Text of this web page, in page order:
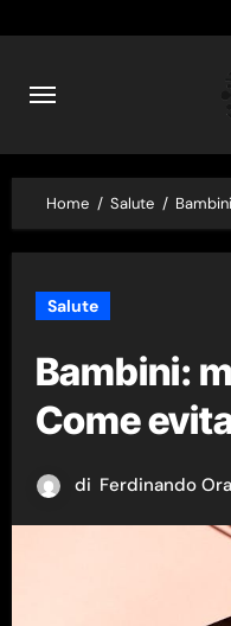
content
Home Salute
Salute
Bambini:
Come
di Ferdinando